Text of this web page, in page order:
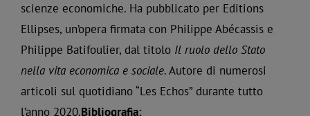
scienze economiche. Ha pubblicato per Editions
Ellipses, un’opera firmata con Philippe Abécassis e
Philippe Batifoulier, dal titolo Il ruolo dello Stato
nella vita economica e sociale. Autore di numerosi
articoli sul quotidiano “Les Echos” durante tutto
l’anno 2020.Bibliografia: